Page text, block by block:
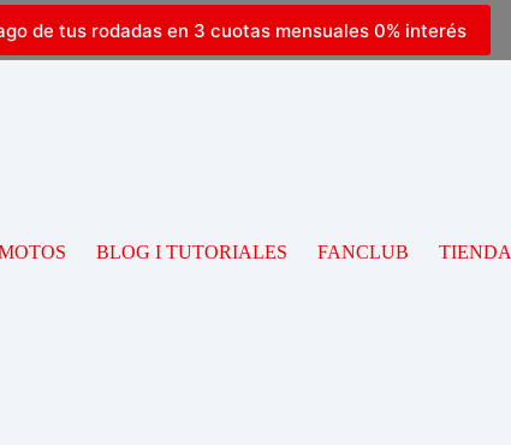
de tus rodadas en 3 cuotas mensuales 0% interés
BLOG I TUTORIALES FANCLUB TIENDA